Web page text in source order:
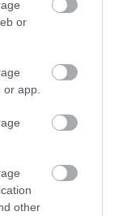
or
app.
other
A MUSKÁTLI? NE TE